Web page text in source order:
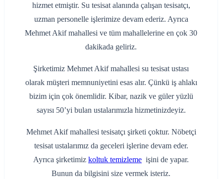
hizmet etmiştir. Su tesisat alanında çalışan tesisatçı,
uzman personelle işlerimize devam ederiz. Ayrıca
Mehmet Akif mahallesi ve tüm mahallelerine en çok 30
dakikada geliriz.
Şirketimiz Mehmet Akif mahallesi su tesisat ustası
olarak müşteri memnuniyetini esas alır. Çünkü iş ahlakı
bizim için çok önemlidir. Kibar, nazik ve güler yüzlü
sayısı 50’yi bulan ustalarımızla hizmetinizdeyiz.
Mehmet Akif mahallesi tesisatçı şirketi çoktur. Nöbetçi
tesisat ustalarımız da geceleri işlerine devam eder.
Ayrıca şirketimiz koltuk temizleme işini de yapar.
Bunun da bilgisini size vermek isteriz.